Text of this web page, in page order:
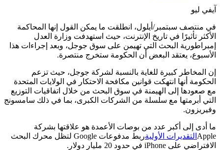
آيفي ليو
في منتصف سبتمبر/أيلول، انطلقت ما يمكن القول إنها المحاكمة
الأكثر تأثيرًا في تاريخ الإنترنت، حيث استهدفت وزارة العدل
إمبراطورية البحث التي تهيمن على سوق جوجل، وبعد إجراءات هذا
الأسبوع، يعتقد البعض أن الحكومة ستخرج منتصرة.
إن المخاطر كبيرة للغاية بالنسبة لشركة جوجل، حيث تزعم
الحكومة أنها انتهكت قوانين مكافحة الاحتكار في الولايات المتحدة
مع صعودها إلى الهيمنة في سوق البحث من خلال اتفاقيات التوزيع
التي أبرمتها مع سلسلة من الشركات الكبرى، بما في ذلك سامسونج
وفيريزون.
ما أدى إلى أكبر عدد من بوصات الأعمدة هو علاقتها بشركة
Apple التقديرات الأولية
ربط مدفوعات Google لتظل محرك البحث
الافتراضي على iPhone في حدود 20 مليار دولار.